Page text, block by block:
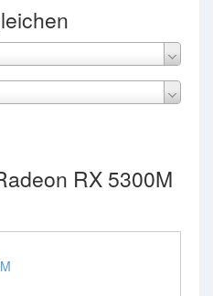
RX 5300M